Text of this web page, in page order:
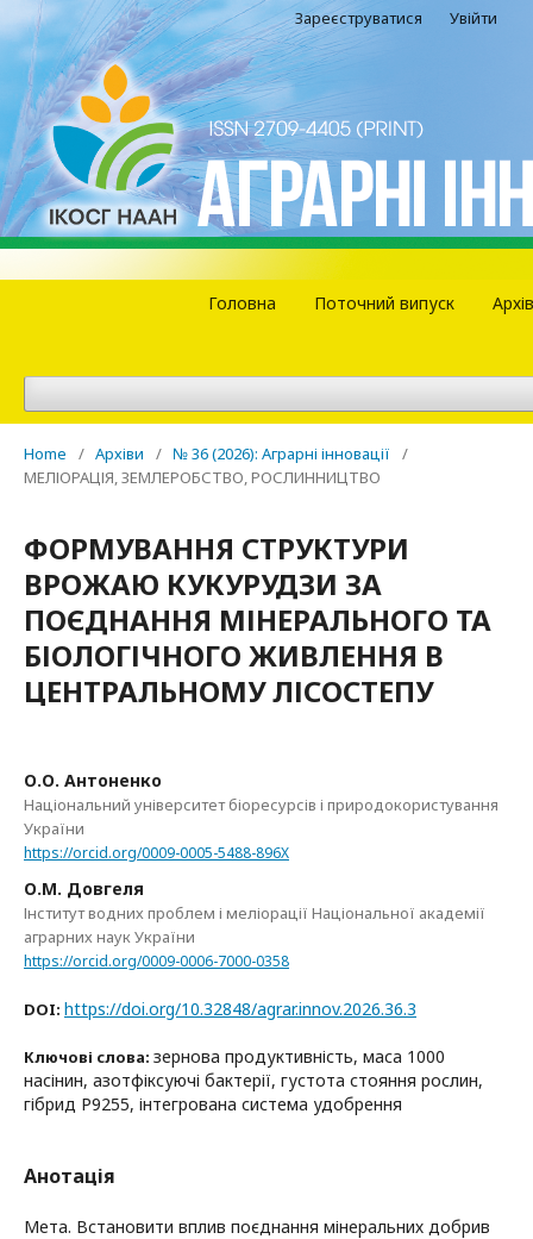
Головна Поточний випуск
Зареєструватися Увійти
Home / Архіви / № 36 (2026): Аграрні інновації
/
МЕЛІОРАЦІЯ, ЗЕМЛЕРОБСТВО, РОСЛИННИЦТВО
ФОРМУВАННЯ СТРУКТУРИ
ВРОЖАЮ КУКУРУДЗИ ЗА
ПОЄДНАННЯ МІНЕРАЛЬНОГО ТА
БІОЛОГІЧНОГО ЖИВЛЕННЯ В
ЦЕНТРАЛЬНОМУ ЛІСОСТЕПУ
О.О. Антоненко
Національний університет біоресурсів і природокористування
України
https://orcid.org/0009-0005-5488-896X
О.М. Довгеля
Інститут водних проблем і меліорації Національної академії
аграрних наук України
https://orcid.org/0009-0006-7000-0358
DOI: https://doi.org/10.32848/agrar.innov.2026.36.3
Ключові слова: зернова продуктивність, маса 1000
насінин, азотфіксуючі бактерії, густота стояння рослин,
гібрид P9255, інтегрована система удобрення
Анотація
Мета. Встановити вплив поєднання мінеральних добрив